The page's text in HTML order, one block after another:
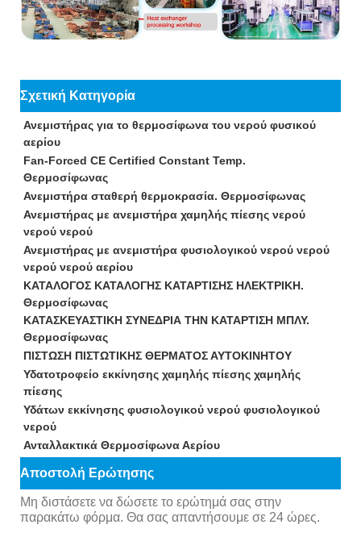
Σχετική Κατηγορία
Ανεμιστήρας για το θερμοσίφωνα του νερού φυσικού
αερίου
Fan-Forced CE Certified Constant Temp.
Θερμοσίφωνας
Ανεμιστήρα σταθερή θερμοκρασία. Θερμοσίφωνας
Ανεμιστήρας με ανεμιστήρα χαμηλής πίεσης νερού
νερού νερού
Ανεμιστήρας με ανεμιστήρα φυσιολογικού νερού νερού
νερού νερού αερίου
ΚΑΤΑΛΟΓΟΣ ΚΑΤΑΛΟΓΗΣ ΚΑΤΑΡΤΙΣΗΣ ΗΛΕΚΤΡΙΚΗ.
Θερμοσίφωνας
ΚΑΤΑΣΚΕΥΑΣΤΙΚΗ ΣΥΝΕΔΡΙΑ ΤΗΝ ΚΑΤΑΡΤΙΣΗ ΜΠΛΥ.
Θερμοσίφωνας
ΠΙΣΤΩΣΗ ΠΙΣΤΩΤΙΚΗΣ ΘΕΡΜΑΤΟΣ ΑΥΤΟΚΙΝΗΤΟΥ
Υδατοτροφείο εκκίνησης χαμηλής πίεσης χαμηλής
πίεσης
Υδάτων εκκίνησης φυσιολογικού νερού φυσιολογικού
νερού
Ανταλλακτικά Θερμοσίφωνα Αερίου
Αποστολή Ερώτησης
Μη διστάσετε να δώσετε το ερώτημά σας στην
παρακάτω φόρμα. Θα σας απαντήσουμε σε 24 ώρες.